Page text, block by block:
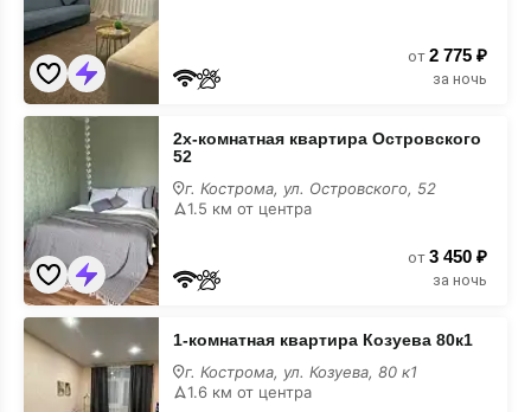
от 2 775 ₽
за ночь
2х-
комнатная
квартира
Островского
52
2х-комнатная квартира Островского
52
г. Кострома, ул. Островского, 52
1.5 км от центра
от 3 450 ₽
за ночь
1-
комнатная
квартира
Козуева
80к1
1-комнатная квартира Козуева 80к1
г. Кострома, ул. Козуева, 80 к1
1.6 км от центра